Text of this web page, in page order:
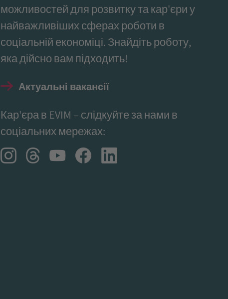
можливостей для розвитку та кар'єри у
найважливіших сферах роботи в
соціальній економіці. Знайдіть роботу,
яка дійсно вам підходить!
Актуальні вакансії
Кар'єра в EVIM – слідкуйте за нами в
соціальних мережах: